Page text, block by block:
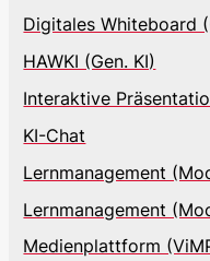
Digitales Whiteboard
HAWKI (Gen. KI)
Interaktive
KI-Chat
Lernmanagement
Lernmanagement
Medienplattform